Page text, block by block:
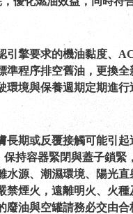
擎要求的機油黏度、
程序排空舊油，更換全
境與保養週期定期進行
期或反覆接觸可能引起
持容器緊閉與蓋子鎖緊
源、潮濕環境、陽光
煙火，遠離明火、火種
油與空罐請務必交由